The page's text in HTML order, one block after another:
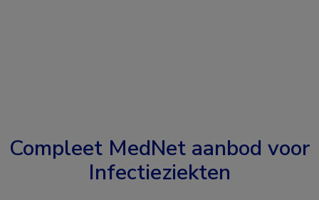
Compleet MedNet aanbod voor
Infectieziekten